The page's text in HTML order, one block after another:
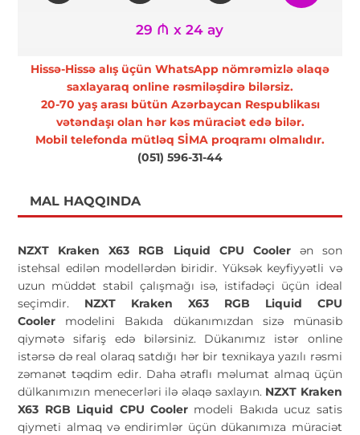
29 ₼ x 24 ay
Hissə-Hissə alış üçün WhatsApp nömrəmizlə əlaqə
saxlayaraq online rəsmiləşdirə bilərsiz.
20-70 yaş arası bütün Azərbaycan Respublikası
vətəndaşı olan hər kəs müraciət edə bilər.
Mobil telefonda mütləq SİMA proqramı olmalıdır.
(051) 596-31-44
MAL HAQQINDA
NZXT Kraken X63 RGB Liquid CPU Cooler ən son
istehsal edilən modellərdən biridir. Yüksək keyfiyyətli və
uzun müddət stabil çalışmağı isə, istifadəçi üçün ideal
seçimdir. NZXT Kraken X63 RGB Liquid CPU
Cooler modelini Bakıda dükanımızdan sizə münasib
qiymətə sifariş edə bilərsiniz. Dükanımız istər online
istərsə də real olaraq satdığı hər bir texnikaya yazılı rəsmi
zəmanət təqdim edir. Daha ətraflı məlumat almaq üçün
dülkanımızın menecerləri ilə əlaqə saxlayın. NZXT Kraken
X63 RGB Liquid CPU Cooler modeli Bakıda ucuz satis
qiymeti almaq və endirimlər üçün dükanımıza müraciət